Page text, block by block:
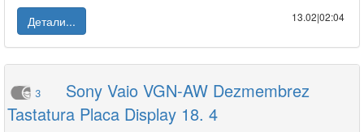
Детали...
13.02|02:04
3
Sony Vaio VGN-AW Dezmembrez
Tastatura Placa Display 18. 4